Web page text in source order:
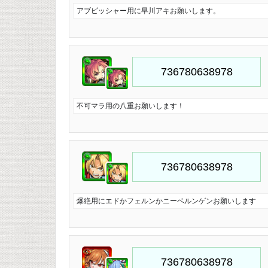
アブピッシャー用に早川アキお願いします。
不可マラ用の八重お願いします！
爆絶用にエドかフェルンかニーベルンゲンお願いします